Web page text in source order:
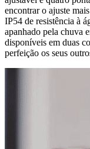
encontrar o ajuste
IP54 de resistência à
apanhado pela chuva
disponíveis em duas
perfeição os seus